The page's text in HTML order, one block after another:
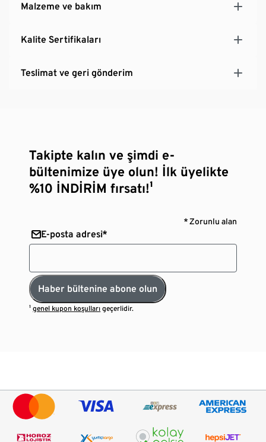
Malzeme ve bakım
Kalite Sertifikaları
Teslimat ve geri gönderim
Takipte kalın ve şimdi e-
bültenimize üye olun! İlk üyelikte
%10 İNDİRİM fırsatı!¹
* Zorunlu alan
E-posta adresi*
Haber bültenine abone olun
¹genel kupon koşulları geçerlidir.